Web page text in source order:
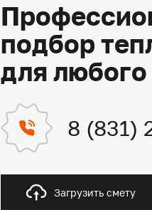
подбор
для любого
8 (831)
Загрузить смету